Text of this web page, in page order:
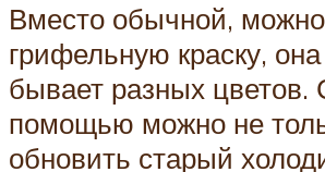
Вместо обычной,
грифельную краску,
бывает разных цветов.
помощью можно не
обновить старый